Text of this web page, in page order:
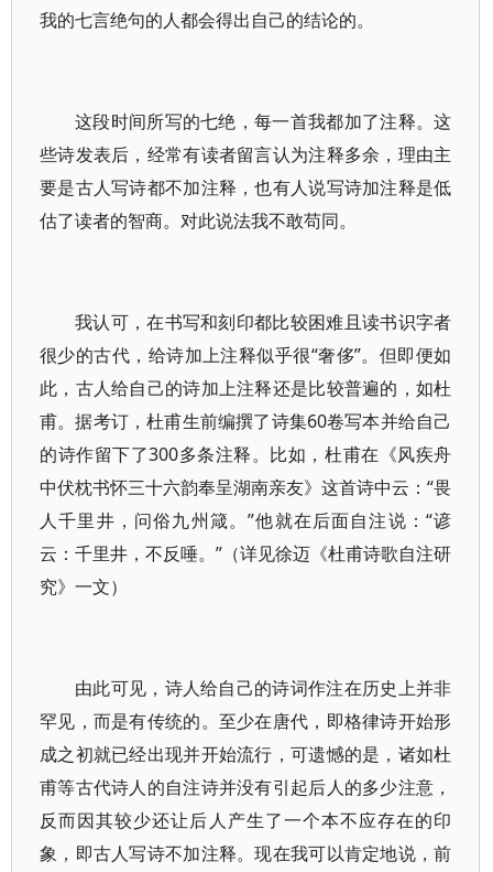
我的七言绝句的人都会得出自己的结论的。
这段时间所写的七绝，每一首我都加了注释。这
些诗发表后，经常有读者留言认为注释多余，理由主
要是古人写诗都不加注释，也有人说写诗加注释是低
估了读者的智商。对此说法我不敢苟同。
我认可，在书写和刻印都比较困难且读书识字者
很少的古代，给诗加上注释似乎很“奢侈”。但即便如
此，古人给自己的诗加上注释还是比较普遍的，如杜
甫。据考订，杜甫生前编撰了诗集60卷写本并给自己
的诗作留下了300多条注释。比如，杜甫在《风疾舟
中伏枕书怀三十六韵奉呈湖南亲友》这首诗中云：“畏
人千里井，问俗九州箴。”他就在后面自注说：“谚
云：千里井，不反唾。”（详见徐迈《杜甫诗歌自注研
究》一文）
由此可见，诗人给自己的诗词作注在历史上并非
罕见，而是有传统的。至少在唐代，即格律诗开始形
成之初就已经出现并开始流行，可遗憾的是，诸如杜
甫等古代诗人的自注诗并没有引起后人的多少注意，
反而因其较少还让后人产生了一个本不应存在的印
象，即古人写诗不加注释。现在我可以肯定地说，前